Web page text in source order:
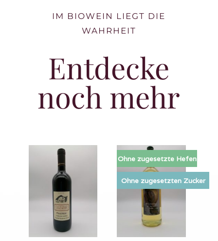
IM BIOWEIN LIEGT DIE
WAHRHEIT
Entdecke
noch mehr
Ohne zugesetzte Hefen
Ohne zugesetzten Zucker